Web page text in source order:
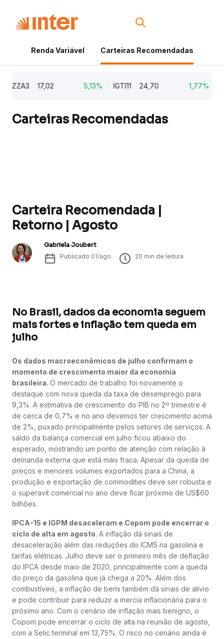
Renda Variável Carteiras Recomendadas
17,02 5,13% IGTI11 24,70 1,77%
Carteiras Recomendadas
Carteira Recomendada |
Retorno | Agosto
Gabriela Joubert
Publicado 01/ago 20 min de leitura
No Brasil, dados da economia seguem
mais fortes e inflação tem queda em
julho
Os dados macroeconômicos de julho confirmam o
momento de crescimento maior da economia
brasileira. O mercado de trabalho foi novamente o
destaque com nova queda da taxa de desemprego para
9,3%. A estimativa de crescimento do PIB no 2º trimestre é
de cerca de 0,7% e no ano devemos ter crescimento acima
de 2%, puxado principalmente pelos setores de serviços. A
saldo da balança comercial em julho ficou abaixo do
esperado, mostrando um ponto de atenção com relação à
demanda externa que está mais fraca. Apesar da queda de
preços e menores volumes exportados para a China, a
produção e exportação de commodities deve ser robusta e
o superavit comercial no ano deve ficar próximo de US$60
bilhões.
IPCA-15 e IGPM desaceleram e Copom pode encerrar o
ciclo de alta em agosto. A inflação dá sinais de
desaceleração além das reduções do ICMS na gasolina e
tarifas elétricas. Julho deve ser o primeiro mês de deflação
do IPCA desde maio de 2020, principalmente com a queda
do preço da gasolina que já chega a 20%. Além dos
combustíveis, a inflação de bens também dá sinais de alivio
e pode contribuir para reduzir a inercia inflacionária para o
próximo ano. Com o cenário de inflação mais benigno, o
Copom pode encerrar o ciclo de alta na reunião de agosto,
com a Selic terminal em 13,75%. O risco no cenário ainda é